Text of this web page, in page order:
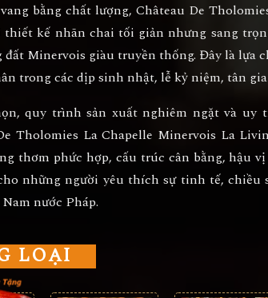
bằng chất lượng,Château De
thiết kế nhãn chai tối giản nhưng sang
Minervois giàu truyền thống. Đây là lựa
trong các dịp sinh nhật, lễ kỷ niệm, tân
quy trình sản xuất nghiêm ngặt và uy
Tholomies La Chapelle Minervois La
thơm phức hợp, cấu trúc cân bằng, hậu
những người yêu thích sự tinh tế, chiều
nước Pháp.
LOẠI